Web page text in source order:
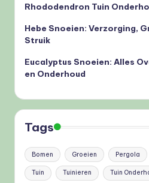
Rhododendron Tuin
Hebe Snoeien: Verzorging,
Struik
Eucalyptus Snoeien: Alles
en Onderhoud
Tags
Bomen Groeien Pergola
Tuin Tuinieren Tuin